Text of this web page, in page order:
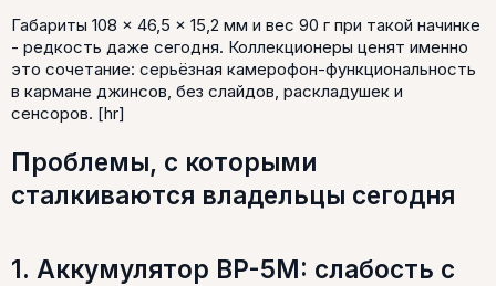
Габариты 108 × 46,5 × 15,2 мм и вес 90 г при такой начинке
- редкость даже сегодня. Коллекционеры ценят именно
это сочетание: серьёзная камерофон-функциональность
в кармане джинсов, без слайдов, раскладушек и
сенсоров. [hr]
Проблемы, с которыми
сталкиваются владельцы сегодня
1. Аккумулятор BP-5M: слабость с